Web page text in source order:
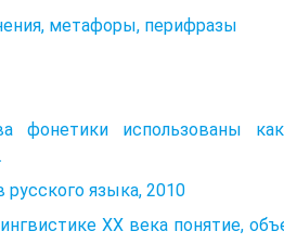
метафоры, перифразы
фонетики использованы
языка, 2010
XX века понятие,